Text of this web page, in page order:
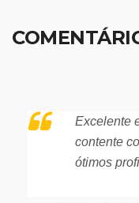
Excelente
contente
ótimos